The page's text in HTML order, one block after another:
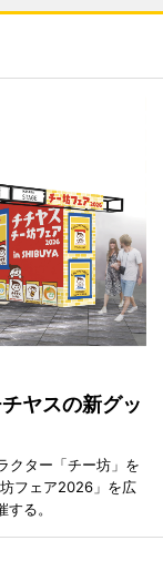
ヤスの新グッ
クター「チー坊」を
フェア2026」を広
る。